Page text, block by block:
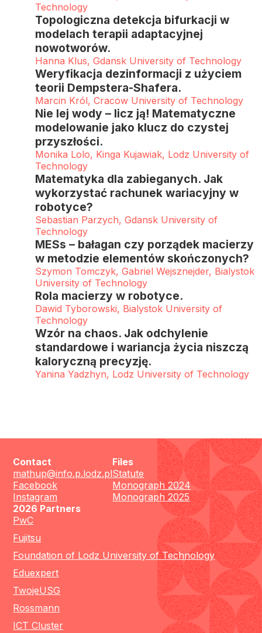
Technology
Topologiczna detekcja bifurkacji w
modelach terapii adaptacyjnej
nowotworów.
Hanna Klus, Gdansk University of Technology
Weryfikacja dezinformacji z użyciem
teorii Dempstera-Shafera.
Marcin Król, Cracow University of Technology
Nie lej wody – licz ją! Matematyczne
modelowanie jako klucz do czystej
przyszłości.
Monika Lolo, Kinga Kujawiak, Lodz University of
Technology
Matematyka dla zabieganych. Jak
wykorzystać rachunek wariacyjny w
robotyce?
Sebastian Parzych, Gdansk University of
Technology
MESs – bałagan czy porządek macierzy
w metodzie elementów skończonych?
Szymon Tomczyk, Gabriel Wejsznejder, Bialystok
University of Technology
Rola macierzy w robotyce.
Dawid Tyborowski, Bialystok University of
Technology
Wzór na chaos. Jak odchylenie
standardowe i wariancja życia niszczą
kaloryczną precyzję.
Yanina Yadzhyn, Lodz University of Technology
Contact
mathup@info.p.lodz.pl
Facebook
Instagram
Files
Statute
Monograph 2024
Monograph 2025
2026 Partners
PwC
Fujitsu
Foundation of Lodz University of Technology
Eduexpert
TwojeUSG
Rossmann
ICT Cluster